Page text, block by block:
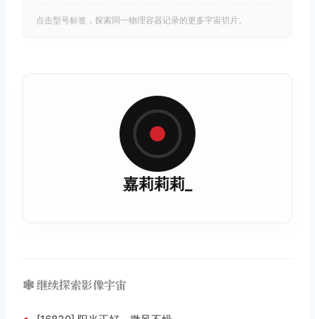
点击型号标签，探索同一物理容器记录的更多宇宙切片。
嘉莉莉莉_
🕸️ 继续探索影像宇宙